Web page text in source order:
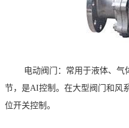
电动阀门：常用于液体、气
节，是AI控制。在大型阀门和风
位开关控制 。